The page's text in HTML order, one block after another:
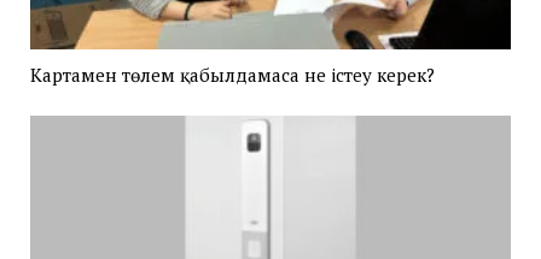
Картамен төлем қабылдамаса не істеу керек?